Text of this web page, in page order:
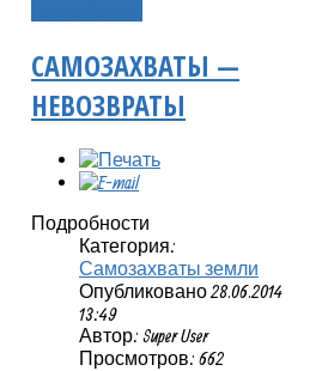
САМОЗАХВАТЫ —
НЕВОЗВРАТЫ
Подробности
Категория:
Самозахваты земли
Опубликовано 28.06.2014
13:49
Автор: Super User
Просмотров: 662